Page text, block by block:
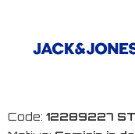
Code: 12289227